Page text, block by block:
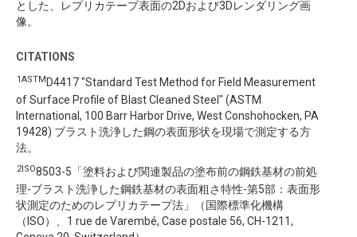
とした、レプリカテープ表面の2Dおよび3Dレンダリング画
像。
CITATIONS
1ASTM D4417 "Standard Test Method for Field Measurement
of Surface Profile of Blast Cleaned Steel" (ASTM
International, 100 Barr Harbor Drive, West Conshohocken, PA
19428) ブラスト洗浄した鋼の表面形状を現場で測定する方
法。
2ISO8503-5「塗料および関連製品の塗布前の鋼鉄基材の前処
理-ブラスト洗浄した鋼鉄基材の表面粗さ特性-第5部：表面形
状測定のためのレプリカテープ法」（国際標準化機構
（ISO）、1 rue de Varembé, Case postale 56, CH-1211,